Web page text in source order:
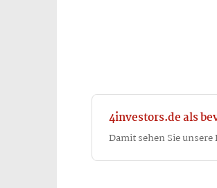
4investors.de als
Damit sehen Sie